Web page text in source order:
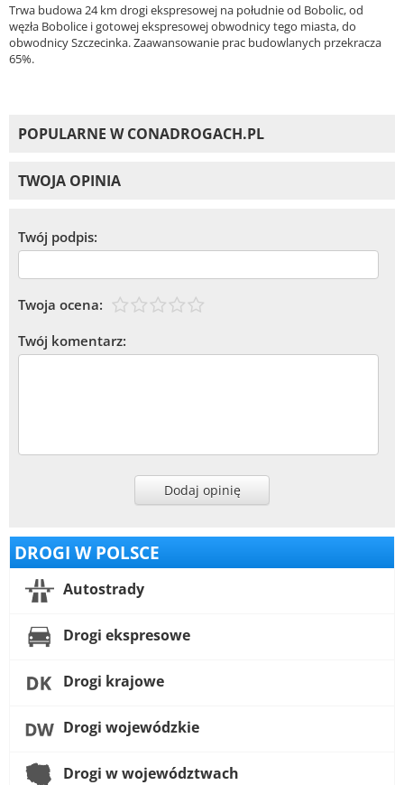
Trwa budowa 24 km drogi ekspresowej na południe od Bobolic, od
węzła Bobolice i gotowej ekspresowej obwodnicy tego miasta, do
obwodnicy Szczecinka. Zaawansowanie prac budowlanych przekracza
65%.
POPULARNE W CONADROGACH.PL
TWOJA OPINIA
Twój podpis:
Twoja ocena:
Twój komentarz:
Dodaj opinię
DROGI W POLSCE
Autostrady
Drogi ekspresowe
Drogi krajowe
Drogi wojewódzkie
Drogi w województwach